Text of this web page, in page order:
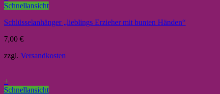
Schnellansicht
Schlüsselanhänger „lieblings Erzieher mit bunten Händen“
7,00 €
zzgl. Versandkosten
+
Schnellansicht